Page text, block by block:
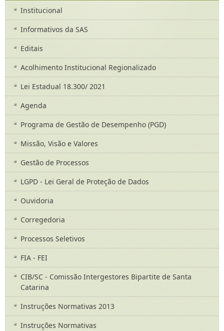
Institucional
Informativos da SAS
Editais
Acolhimento Institucional Regionalizado
Lei Estadual 18.300/ 2021
Agenda
Programa de Gestão de Desempenho (PGD)
Missão, Visão e Valores
Gestão de Processos
LGPD - Lei Geral de Proteção de Dados
Ouvidoria
Corregedoria
Processos Seletivos
FIA - FEI
CIB/SC - Comissão Intergestores Bipartite de Santa
Catarina
Instruções Normativas 2013
Instruções Normativas